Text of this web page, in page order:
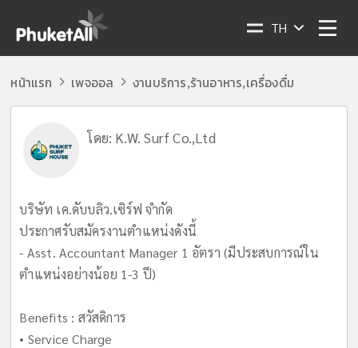
TH
หน้าแรก เพจออล งานบริการ,ร้านอาหาร,เครื่องดื่ม
โดย: K.W. Surf Co.,Ltd
บริษัท เค.ดับบลิว.เซิร์ฟ จำกัด
ประกาศรับสมัครงานตำแหน่งดังนี้
- Asst. Accountant Manager 1 อัตรา (มีประสบการณ์ใน
ตำแหน่งอย่างน้อย 1-3 ปี)
Benefits : สวัสดิการ
• Service Charge